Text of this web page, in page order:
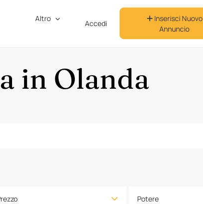
Altro
Accedi
Inserisci Nuovo
Annuncio
in Olanda
Potere